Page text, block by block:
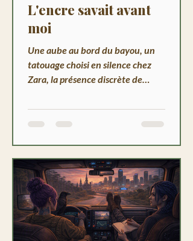
L'encre savait avant
moi
Une aube au bord du bayou, un
tatouage choisi en silence chez
Zara, la présence discrète de
matinée à la Nouvelle-Orléans qui
la marque plus qu'elle ne